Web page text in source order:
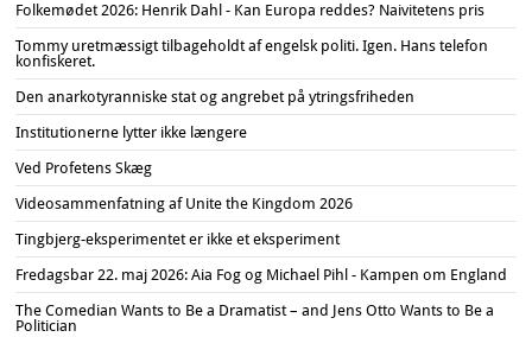
Folkemødet 2026: Henrik Dahl - Kan Europa reddes? Naivitetens pris
Tommy uretmæssigt tilbageholdt af engelsk politi. Igen. Hans telefon
konfiskeret.
Den anarkotyranniske stat og angrebet på ytringsfriheden
Institutionerne lytter ikke længere
Ved Profetens Skæg
Videosammenfatning af Unite the Kingdom 2026
Tingbjerg-eksperimentet er ikke et eksperiment
Fredagsbar 22. maj 2026: Aia Fog og Michael Pihl - Kampen om England
The Comedian Wants to Be a Dramatist – and Jens Otto Wants to Be a
Politician